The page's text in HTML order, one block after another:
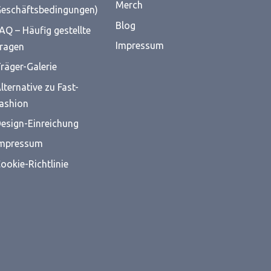
– Häufig gestellte
Galerie
zu Fast-
Einreichung
Richtlinie
Merch
Blog
Impressum